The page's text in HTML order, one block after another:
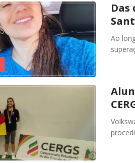
Das
Ao